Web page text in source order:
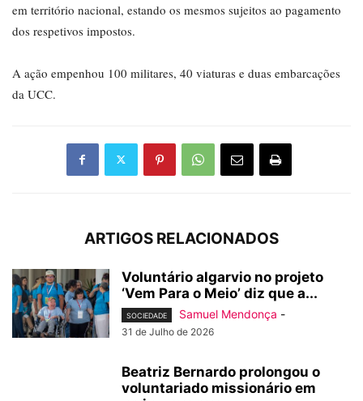
em território nacional, estando os mesmos sujeitos ao pagamento
dos respetivos impostos.
A ação empenhou 100 militares, 40 viaturas e duas embarcações
da UCC.
ARTIGOS RELACIONADOS
Voluntário algarvio no projeto
‘Vem Para o Meio’ diz que a...
SOCIEDADE Samuel Mendonça -
31 de Julho de 2026
Beatriz Bernardo prolongou o
voluntariado missionário em